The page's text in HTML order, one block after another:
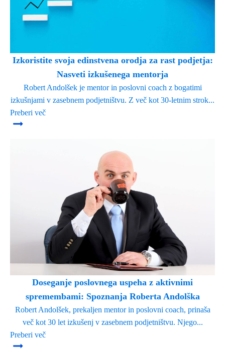
Izkoristite svoja edinstvena orodja za rast podjetja:
Nasveti izkušenega mentorja
Robert Andolšek je mentor in poslovni coach z bogatimi
izkušnjami v zasebnem podjetništvu. Z več kot 30-letnim strok...
Preberi več
Doseganje poslovnega uspeha z aktivnimi
spremembami: Spoznanja Roberta Andolška
Robert Andolšek, prekaljen mentor in poslovni coach, prinaša
več kot 30 let izkušenj v zasebnem podjetništvu. Njego...
Preberi več